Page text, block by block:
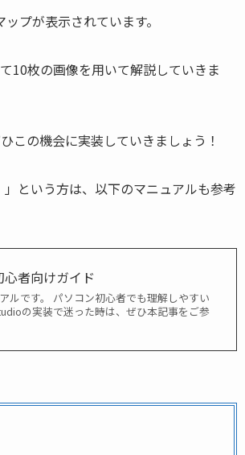
プが表示されています。
10枚の画像を用いて解説していきま
この機会に実装していきましょう！
という方は、以下のマニュアルも参考
者向けガイド
ルです。 パソコン初心者でも理解しやすい
の実装で迷った時は、ぜひ本記事をご参